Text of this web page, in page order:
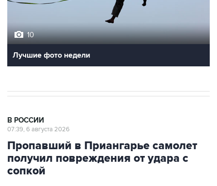
10
Лучшие фото недели
В РОССИИ
07:39, 6 августа 2026
Пропавший в Приангарье самолет
получил повреждения от удара с
сопкой